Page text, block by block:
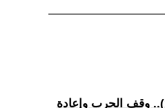
(17) 15. البرنامج الانتقالي (1).. وقف الحرب وإعادة